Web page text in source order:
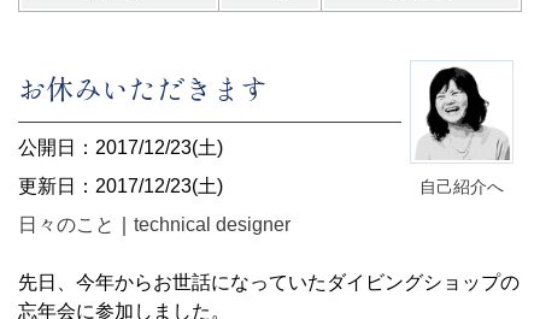
自己紹介へ
お休みいただきます
公開日：2017/12/23(土)
更新日：2017/12/23(土)
日々のこと
technical designer
先日、今年からお世話になっていたダイビングショップの
忘年会に参加しました。